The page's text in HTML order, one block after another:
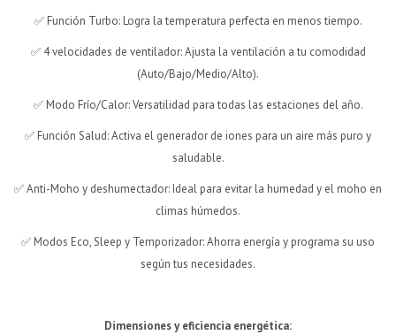
✅ Función Turbo: Logra la temperatura perfecta en menos tiempo.
✅ 4 velocidades de ventilador: Ajusta la ventilación a tu comodidad
(Auto/Bajo/Medio/Alto).
✅ Modo Frío/Calor: Versatilidad para todas las estaciones del año.
✅ Función Salud: Activa el generador de iones para un aire más puro y
saludable.
✅ Anti-Moho y deshumectador: Ideal para evitar la humedad y el moho en
climas húmedos.
✅ Modos Eco, Sleep y Temporizador: Ahorra energía y programa su uso
según tus necesidades.
Dimensiones y eficiencia energética: